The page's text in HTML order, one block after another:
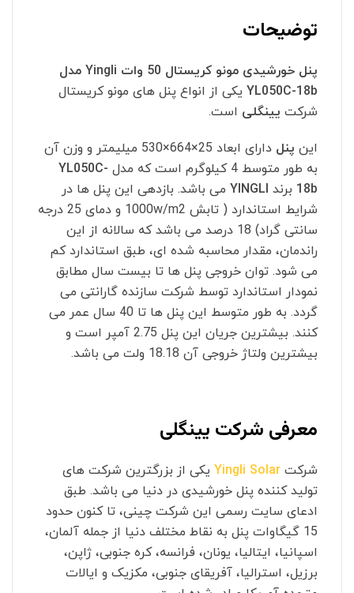
توضیحات
پنل خورشیدی مونو کریستال 50 وات Yingli مدل
YL050C-18b یکی از انواع پنل های مونو کریستال
شرکت یینگلی است.
این پنل
دارای ابعاد 25×664×530 میلیمتر و وزن آن
به طور متوسط 4 کیلوگرم است که مدل
YL050C-
18b برند YINGLI می باشد. بازدهی این پنل ها در
شرایط استاندارد ( تابش 1000w/m2 و دمای 25 درجه
سانتی گراد) 18 درصد می باشد که سالانه از این
راندمان، مقدار محاسبه شده ای، طبق استاندارد کم
می شود. توان خروجی پنل ها تا بیست سال مطابق
نمودار استاندارد توسط شرکت سازنده گارانتی می
گردد. به طور متوسط این پنل ها تا 40 سال عمر می
کنند. بیشترین جریان این پنل 2.75 آمپر است و
بیشترین ولتاژ خروجی آن 18.18 ولت می باشد.
معرفی شرکت یینگلی
شرکت Yingli Solar یکی از بزرگترین شرکت های
تولید کننده پنل خورشیدی در دنیا می باشد. طبق
ادعای سایت رسمی این شرکت چینی، تا کنون حدود
15 گیگاوات پنل به نقاط مختلف دنیا از جمله آلمان،
اسپانیا، ایتالیا، یونان، فرانسه، کره جنوبی، ژاپن،
برزیل، استرالیا، آفریقای جنوبی، مکزیک و ایالات